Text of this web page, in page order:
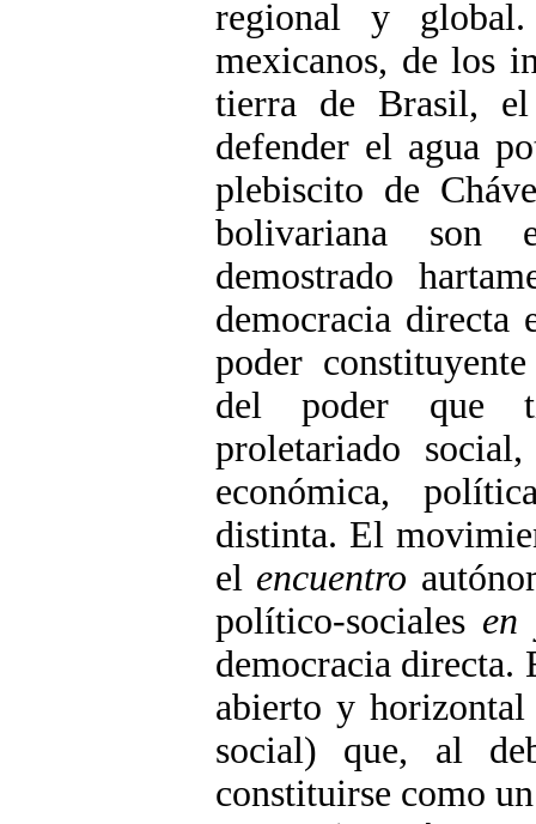
regional y
mexicanos, de los
tierra de Brasil,
defender el agua
plebiscito de
bolivariana son
demostrado
democracia directa
poder
del poder que
proletariado
económica,
distinta. El
el encuentro
político-sociales en
democracia directa.
abierto y
social) que, al
constituirse como